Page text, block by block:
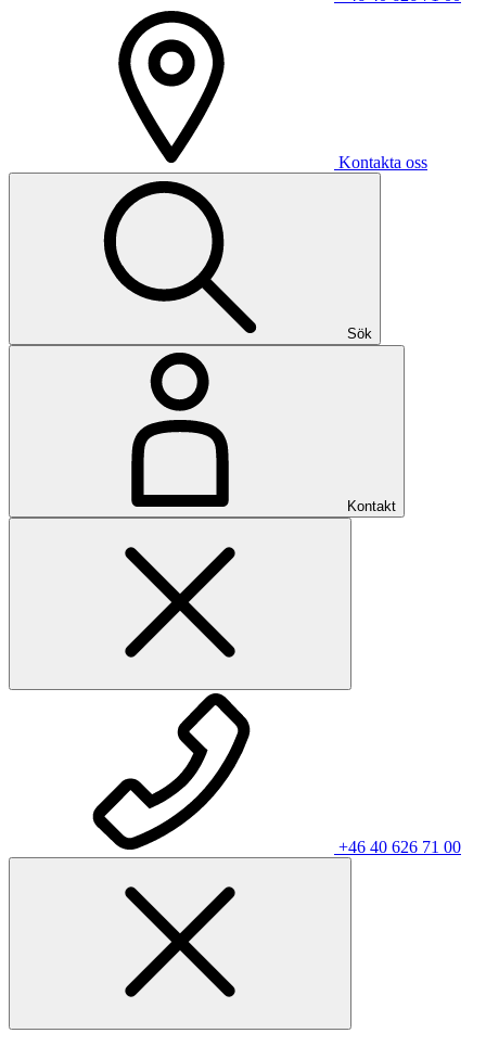
Kontakta oss
Sök
Kontakt
+46 40 626 71 00